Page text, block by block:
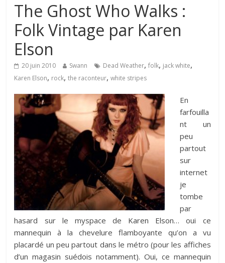
The Ghost Who Walks :
Folk Vintage par Karen
Elson
20 juin 2010 Swann Dead Weather,folk, jack white,
Karen Elson, rock,the raconteur,white stripes
En
farfouilla
nt un
peu
partout
sur
internet
je
tombe
par
hasard sur le myspace de Karen Elson… oui ce
mannequin à la chevelure flamboyante qu’on a vu
placardé un peu partout dans le métro (pour les affiches
d’un magasin suédois notamment). Oui, ce mannequin